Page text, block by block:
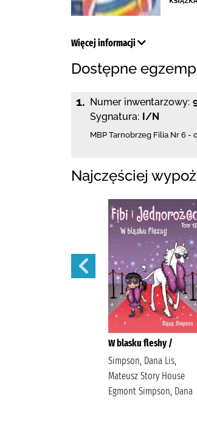
Więcej informacji
Dostępne
1. Numer inwentarzowy:
Sygnatura: I/N
MBP Tarnobrzeg Filia Nr 6 -
Najczęściej
W blasku fleshy /
Simpson, Dana Lis,
Mateusz Story House
Egmont Simpson, Dana